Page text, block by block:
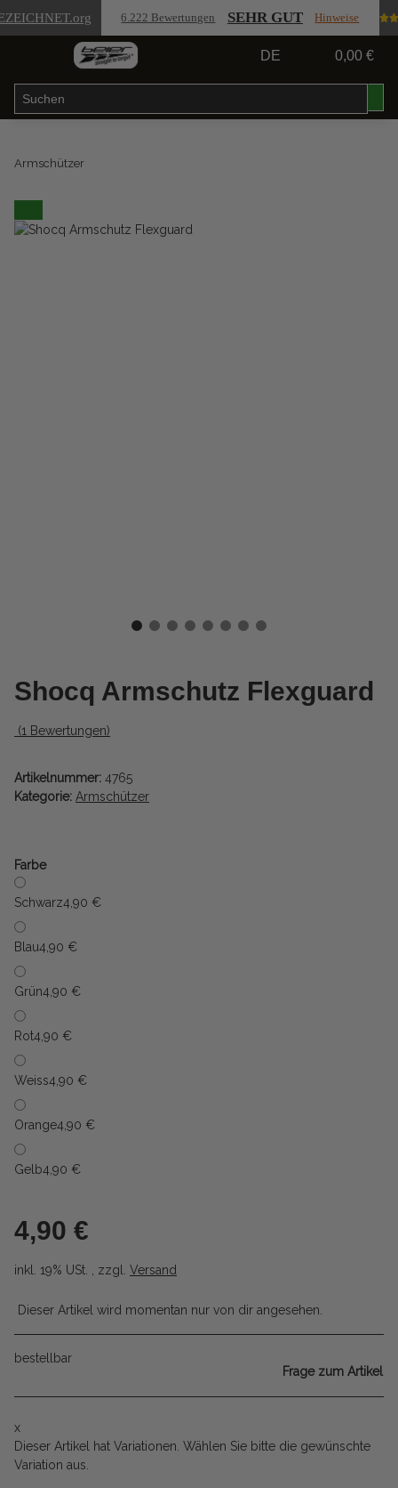
.org 6.222 Bewertungen SEHR GUT Hinweise
DE 0,00 €
Armschützer
Shocq Armschutz Flexguard
(1 Bewertungen)
Artikelnummer: 4765
Kategorie: Armschützer
Farbe
Schwarz4,90 €
Blau4,90 €
Grün4,90 €
Rot4,90 €
Weiss4,90 €
Orange4,90 €
Gelb4,90 €
4,90 €
inkl. 19% USt. , zzgl. Versand
Dieser Artikel wird momentan nur von dir angesehen.
bestellbar
Frage zum Artikel
x
Dieser Artikel hat Variationen. Wählen Sie bitte die gewünschte
Variation aus.